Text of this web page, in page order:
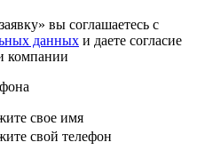
вы соглашаетесь с
данных и даете согласие
компании
свое имя
свой телефон